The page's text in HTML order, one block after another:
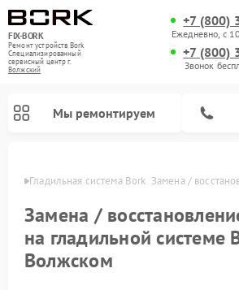
FIX-BORK
Ремонт устройств Bork
Специализированный
cервисный центр г.
Волжский
+7 (800)
Ежедневно, с
+7 (800)
Звонок
Мы ремонтируем
Гладильная система Bork  Замена /
Замена /
на гладильной системе
Волжском